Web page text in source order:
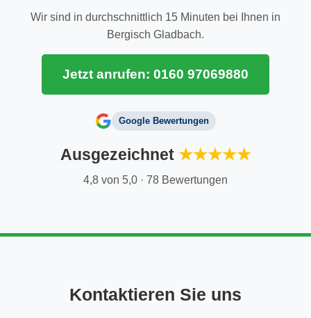
Wir sind in durchschnittlich 15 Minuten bei Ihnen in
Bergisch Gladbach.
Jetzt anrufen: 0160 97069880
Google Bewertungen
Ausgezeichnet ★★★★★
4,8 von 5,0 · 78 Bewertungen
Kontaktieren Sie uns